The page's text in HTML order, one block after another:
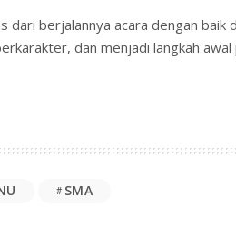
berjalannya acara dengan baik
dan menjadi langkah
SMA